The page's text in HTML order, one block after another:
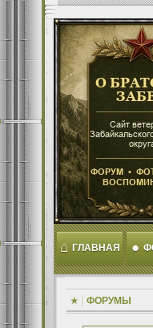
⌂ ГЛАВНАЯ ●
ФОРУМЫ